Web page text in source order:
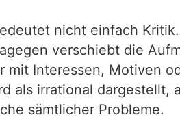
nicht einfach
verschiebt die
mit Interessen, Motiven
als irrational dargestellt,
sämtlicher Probleme.